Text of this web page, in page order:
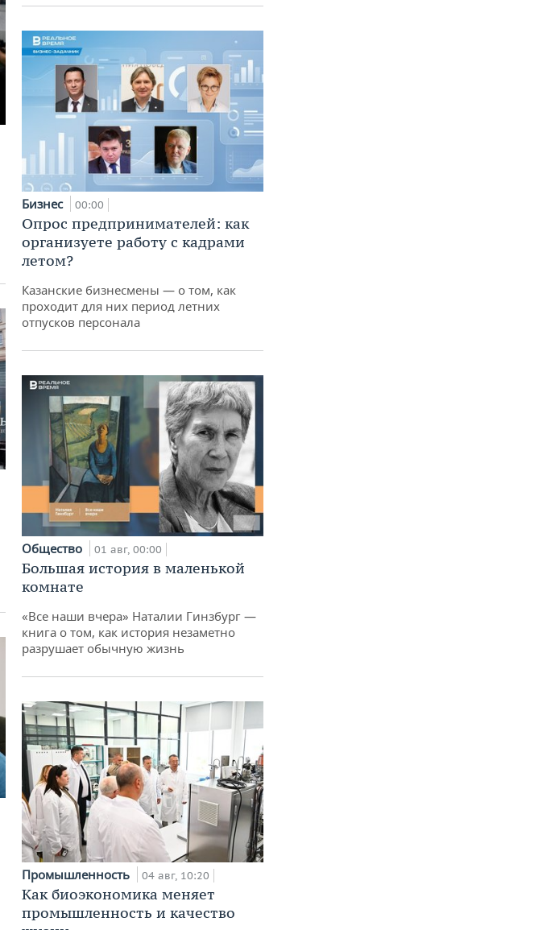
Бизнес 00:00
Опрос предпринимателей: как
организуете работу с кадрами
летом?
Казанские бизнесмены — о том, как
проходит для них период летних
отпусков персонала
Общество 01 авг, 00:00
Большая история в маленькой
комнате
«Все наши вчера» Наталии Гинзбург —
книга о том, как история незаметно
разрушает обычную жизнь
Промышленность 04 авг, 10:20
Как биоэкономика меняет
промышленность и качество